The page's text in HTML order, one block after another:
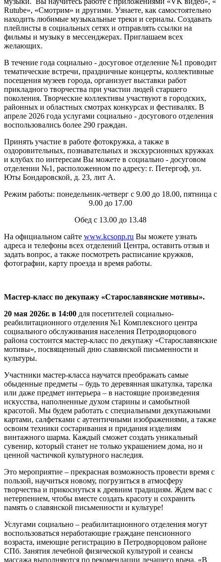
Rutube», «Смотрим» и другими. Узнаете, как самостоятельно
находить любимые музыкальные треки и сериалы. Создавать
плейлисты в социальных сетях и отправлять ссылки на
фильмы и музыку в мессенджерах. Приглашаем всех
желающих.
В течение года социально - досуговое отделение №1 проводит
тематические встречи, праздничные концерты, коллективные
посещения музеев города, организует выставки работ
прикладного творчества при участии людей старшего
поколения. Творческие коллективы участвуют в городских,
районных и областных смотрах конкурсах и фестивалях. В
апреле 2026 года услугами социально - досугового отделения
воспользовались более 290 граждан.
Принять участие в работе фотокружка, а также в
оздоровительных, познавательных и экскурсионных кружках
и клубах по интересам Вы можете в социально - досуговом
отделении №1, расположенном по адресу: г. Петергоф, ул.
Юты Бондаровской, д. 23, лит А.
Режим работы: понедельник-четверг с 9.00 до 18.00, пятница с
9.00 до 17.00
Обед с 13.00 до 13.48
На официальном сайте www.kcsonp.ru Вы можете узнать
адреса и телефоны всех отделений Центра, оставить отзыв и
задать вопрос, а также посмотреть расписание кружков,
фотографии, карту проезда и время работы.
Мастер-класс по декупажу «Старославянские мотивы».
20 мая 2026г. в 14:00 для посетителей социально-
реабилитационного отделения №1 Комплексного центра
социального обслуживания населения Петродворцового
района состоится мастер-класс по декупажу «Старославянские
мотивы», посвященный дню славянской письменности и
культуры.
Участники мастер-класса научатся преображать самые
обыденные предметы – будь то деревянная шкатулка, тарелка
или даже предмет интерьера – в настоящие произведения
искусства, наполненные духом старины и самобытной
красотой. Мы будем работать с специальными декупажными
картами, салфетками с аутентичными изображениями, а также
освоим техники состаривания и придания изделиям
винтажного шарма. Каждый сможет создать уникальный
сувенир, который станет не только украшением дома, но и
ценной частичкой культурного наследия.
Это мероприятие – прекрасная возможность провести время с
пользой, научиться новому, погрузиться в атмосферу
творчества и прикоснуться к древним традициям. Ждем вас с
нетерпением, чтобы вместе создать красоту и сохранить
память о славянской письменности и культуре!
Услугами социально – реабилитационного отделения могут
воспользоваться неработающие граждане пенсионного
возраста, имеющие регистрацию в Петродворцовом районе
СПб. Занятия лечебной физической культурой и сеансы
массажа выполняются по рекомендации лечащего врача. «В